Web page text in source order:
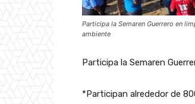
Participa la Semaren Guerrero en
ambiente
Participa la Semaren
*Participan alrededor de